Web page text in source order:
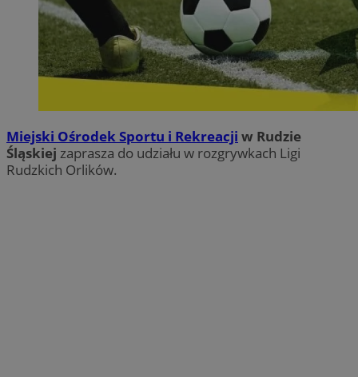
Miejski Ośrodek Sportu i Rekreacji w Rudzie
Śląskiej zaprasza do udziału w rozgrywkach Ligi
Rudzkich Orlików.